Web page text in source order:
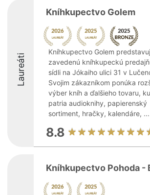
Laureáti
Kníhkupectvo Golem
Kníhkupectvo Golem
zavedenú kníhkupeckú
sídli na Jókaiho ulici 31 v
Svojim zákazníkom ponúka
výber kníh a ďalšieho tovaru,
patria audioknihy, papierenský
sortiment, hračky, kalendáre, ...
8.8
Kníhkupectvo Pohoda -